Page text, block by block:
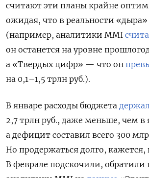
считают эти планы крайне
ожидая, что в реальности «дыра»
(например, аналитики MMI
он останется на уровне
а «Твердых цифр» — что он
на 0,1–1,5 трлн руб.).
В январе расходы бюджета
2,7 трлн руб., даже меньше, чем в
а дефицит составил всего 300
Но продержаться долго, кажется,
В феврале подскочили,